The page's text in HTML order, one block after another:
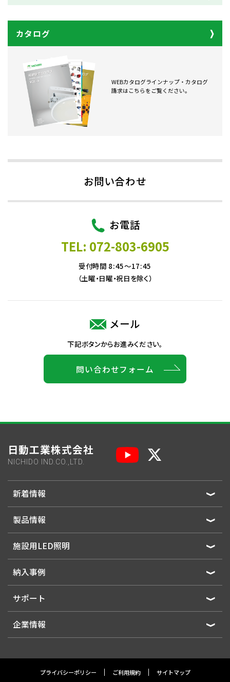
カタログ
WEBカタログラインナップ・カタログ
請求はこちらをご覧ください。
お問い合わせ
お電話
TEL: 072-803-6905
受付時間 8:45～17:45
（土曜・日曜・祝日を除く）
メール
下記ボタンからお進みください。
問い合わせフォーム
日動工業株式会社
NICHIDO IND.CO.,LTD.
新着情報
製品情報
施設用LED照明
納入事例
サポート
企業情報
プライバシーポリシー ご利用規約 サイトマップ